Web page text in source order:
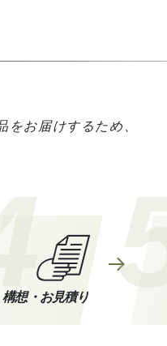
お届けするため、
構想・お見積り